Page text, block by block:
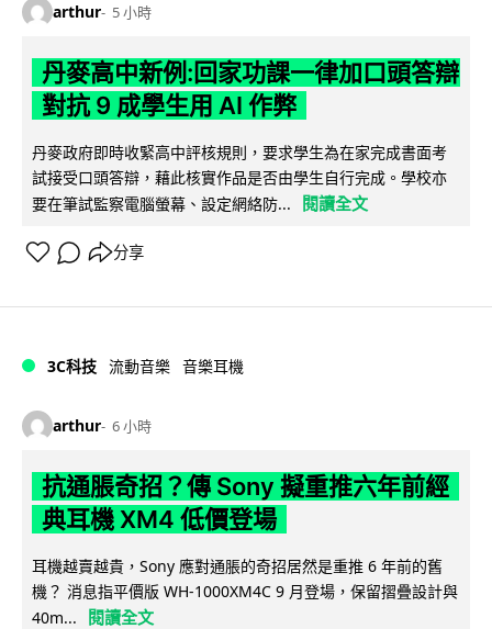
arthur 5 小時
丹麥高中新例:回家功課一律加口頭答辯
對抗 9 成學生用 AI 作弊
丹麥政府即時收緊高中評核規則，要求學生為在家完成書面考
試接受口頭答辯，藉此核實作品是否由學生自行完成。學校亦
要在筆試監察電腦螢幕、設定網絡防...
閱讀全文
分享
3C科技 流動音樂 音樂耳機
arthur 6 小時
抗通脹奇招？傳 Sony 擬重推六年前經
典耳機 XM4 低價登場
耳機越賣越貴，Sony 應對通脹的奇招居然是重推 6 年前的舊
機？ 消息指平價版 WH-1000XM4C 9 月登場，保留摺疊設計與
40m...
閱讀全文